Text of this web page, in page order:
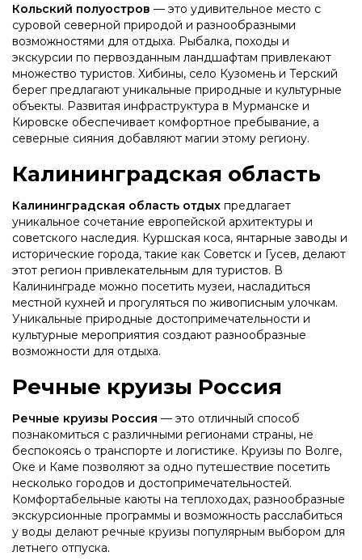
Кольский полуостров — это удивительное место с
суровой северной природой и разнообразными
возможностями для отдыха. Рыбалка, походы и
экскурсии по первозданным ландшафтам привлекают
множество туристов. Хибины, село Кузомень и Терский
берег предлагают уникальные природные и культурные
объекты. Развитая инфраструктура в Мурманске и
Кировске обеспечивает комфортное пребывание, а
северные сияния добавляют магии этому региону.
Калининградская область
Калининградская область отдых предлагает
уникальное сочетание европейской архитектуры и
советского наследия. Куршская коса, янтарные заводы и
исторические города, такие как Советск и Гусев, делают
этот регион привлекательным для туристов. В
Калининграде можно посетить музеи, насладиться
местной кухней и прогуляться по живописным улочкам.
Уникальные природные достопримечательности и
культурные мероприятия создают разнообразные
возможности для отдыха.
Речные круизы Россия
Речные круизы Россия — это отличный способ
познакомиться с различными регионами страны, не
беспокоясь о транспорте и логистике. Круизы по Волге,
Оке и Каме позволяют за одно путешествие посетить
несколько городов и достопримечательностей.
Комфортабельные каюты на теплоходах, разнообразные
экскурсионные программы и возможность расслабиться
у воды делают речные круизы популярным выбором для
летнего отпуска.